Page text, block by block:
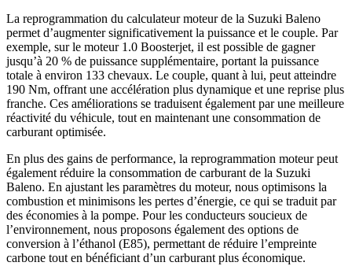
La reprogrammation du calculateur moteur de la Suzuki Baleno
permet d’augmenter significativement la puissance et le couple. Par
exemple, sur le moteur 1.0 Boosterjet, il est possible de gagner
jusqu’à 20 % de puissance supplémentaire, portant la puissance
totale à environ 133 chevaux. Le couple, quant à lui, peut atteindre
190 Nm, offrant une accélération plus dynamique et une reprise plus
franche. Ces améliorations se traduisent également par une meilleure
réactivité du véhicule, tout en maintenant une consommation de
carburant optimisée.
En plus des gains de performance, la reprogrammation moteur peut
également réduire la consommation de carburant de la Suzuki
Baleno. En ajustant les paramètres du moteur, nous optimisons la
combustion et minimisons les pertes d’énergie, ce qui se traduit par
des économies à la pompe. Pour les conducteurs soucieux de
l’environnement, nous proposons également des options de
conversion à l’éthanol (E85), permettant de réduire l’empreinte
carbone tout en bénéficiant d’un carburant plus économique.